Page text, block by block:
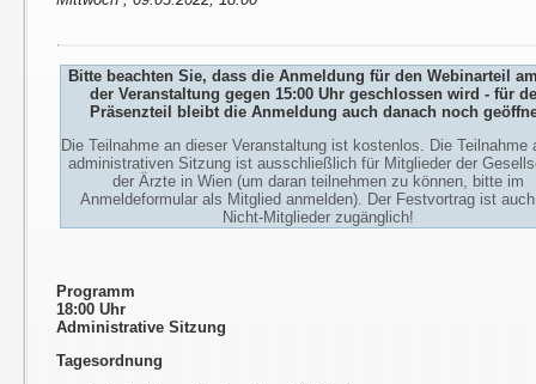
Bitte beachten Sie, dass die Anmeldung für den Webinarteil
der Veranstaltung gegen 15:00 Uhr geschlossen wird - für
Präsenzteil bleibt die Anmeldung auch danach noch
Die Teilnahme an dieser Veranstaltung ist kostenlos. Die Teilnahme
administrativen Sitzung ist ausschließlich für Mitglieder der
der Ärzte in Wien (um daran teilnehmen zu können, bitte im
Anmeldeformular als Mitglied anmelden). Der Festvortrag ist
Nicht-Mitglieder zugänglich!
Programm
18:00 Uhr
Administrative Sitzung
Tagesordnung